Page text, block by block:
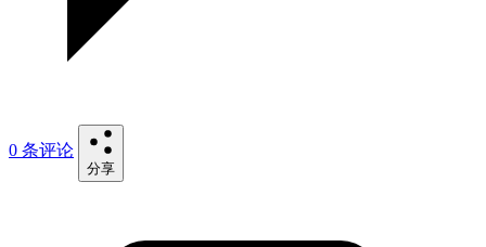
0 条评论
分享